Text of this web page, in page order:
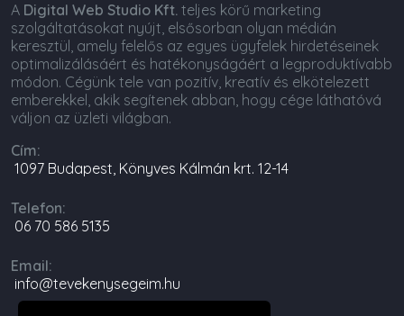
A Digital Web Studio Kft. teljes körű marketing
szolgáltatásokat nyújt, elsősorban olyan médián
keresztül, amely felelős az egyes ügyfelek hirdetéseinek
optimalizálásáért és hatékonyságáért a legproduktívabb
módon. Cégünk tele van pozitív, kreatív és elkötelezett
emberekkel, akik segítenek abban, hogy cége láthatóvá
váljon az üzleti világban.
Cím:
1097 Budapest, Könyves Kálmán krt. 12-14
Telefon:
06 70 586 5135
Email:
info@tevekenysegeim.hu